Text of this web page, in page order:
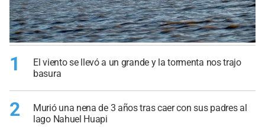
1
El viento se llevó a un grande y la tormenta nos trajo
basura
2
Murió una nena de 3 años tras caer con sus padres al
lago Nahuel Huapi